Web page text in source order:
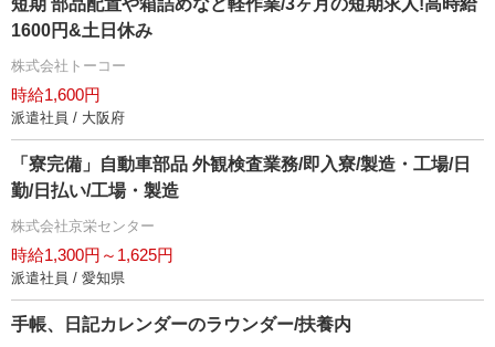
1600円&土日休み
株式会社トーコー
時給1,600円
派遣社員 / 大阪府
「寮完備」自動車部品 外観検査業務/即入寮/製造・工場/日
勤/日払い/工場・製造
株式会社京栄センター
時給1,300円～1,625円
派遣社員 / 愛知県
手帳、日記カレンダーのラウンダー/扶養内